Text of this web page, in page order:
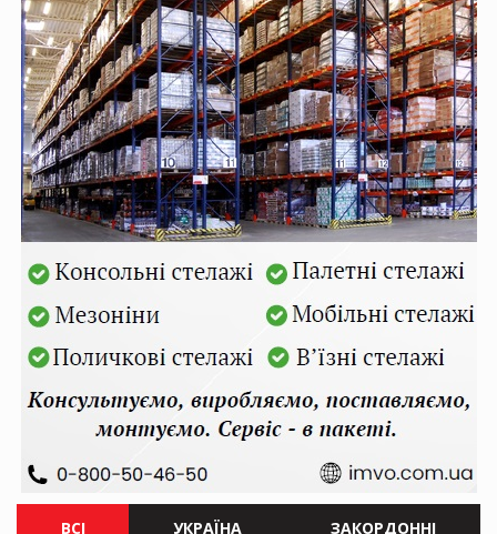
ВСІ УКРАЇНА ЗАКОРДОННІ